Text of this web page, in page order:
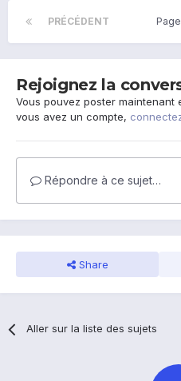
PRÉCÉDENT
Rejoignez la
Vous pouvez poster maintenant
vous avez un compte,
Répondre à ce sujet…
Share
Aller sur la liste des sujets